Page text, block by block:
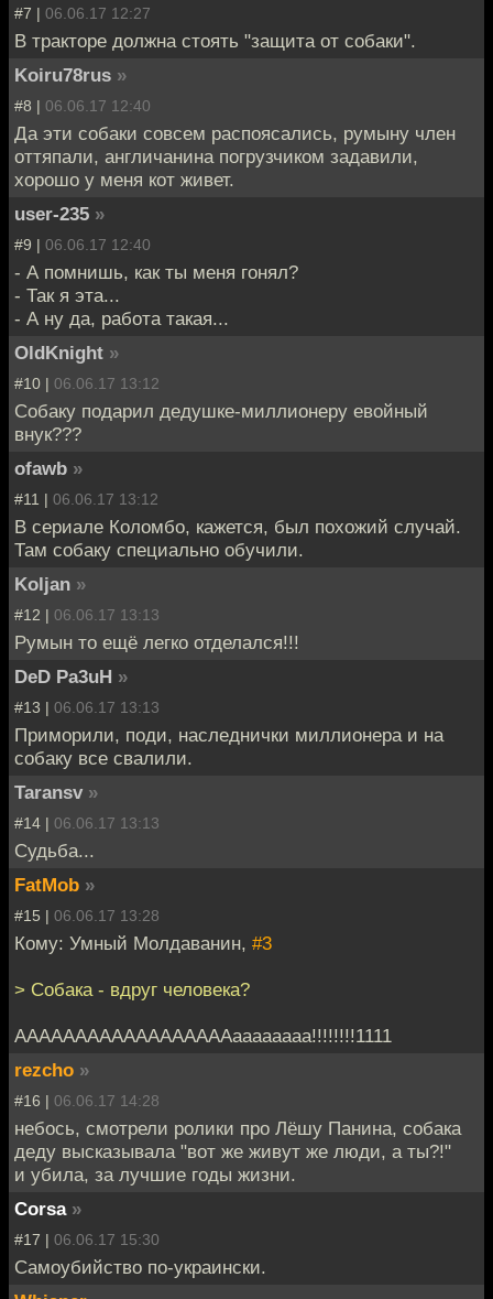
#7 | 06.06.17 12:27
В тракторе должна стоять "защита от собаки".
Koiru78rus »
#8 | 06.06.17 12:40
Да эти собаки совсем распоясались, румыну член
оттяпали, англичанина погрузчиком задавили,
хорошо у меня кот живет.
user-235 »
#9 | 06.06.17 12:40
- А помнишь, как ты меня гонял?
- Так я эта...
- А ну да, работа такая...
OldKnight »
#10 | 06.06.17 13:12
Собаку подарил дедушке-миллионеру евойный
внук???
ofawb »
#11 | 06.06.17 13:12
В сериале Коломбо, кажется, был похожий случай.
Там собаку специально обучили.
Koljan »
#12 | 06.06.17 13:13
Румын то ещё легко отделался!!!
DeD Pa3uH »
#13 | 06.06.17 13:13
Приморили, поди, наследнички миллионера и на
собаку все свалили.
Taransv »
#14 | 06.06.17 13:13
Судьба...
FatMob »
#15 | 06.06.17 13:28
Кому: Умный Молдаванин, #3
> Собака - вдруг человека?
ААААААААААААААААААаааааааа!!!!!!!!1111
rezcho »
#16 | 06.06.17 14:28
небось, смотрели ролики про Лёшу Панина, собака
деду высказывала "вот же живут же люди, а ты?!"
и убила, за лучшие годы жизни.
Corsa »
#17 | 06.06.17 15:30
Самоубийство по-украински.